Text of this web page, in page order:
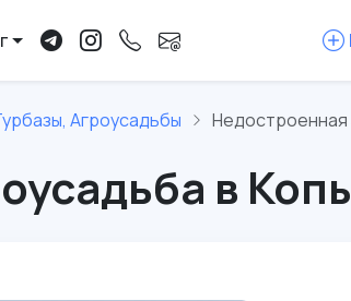
Агроусадьбы Недостроенная
в